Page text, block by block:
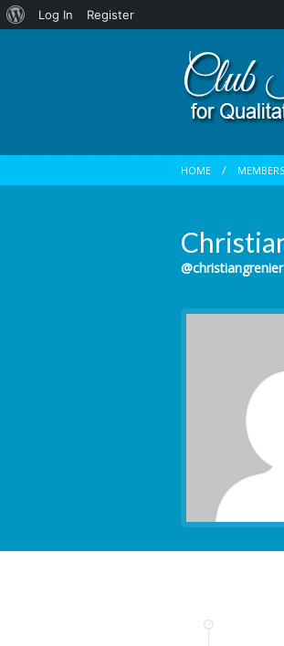
About
Log In
Register
HOME MEMBERS
@christiangrenier